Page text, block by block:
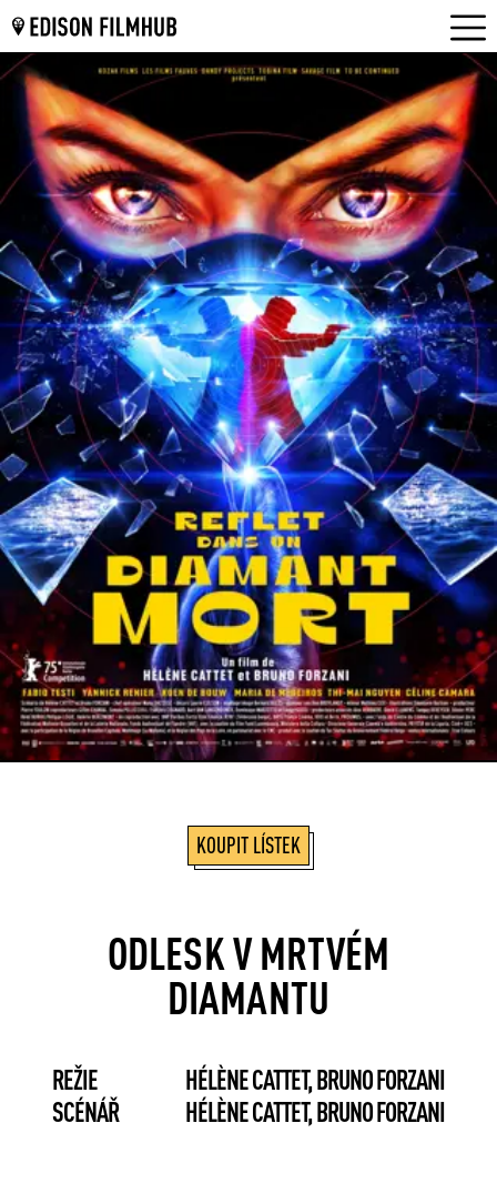
KOUPIT LÍSTEK
ODLESK V MRTVÉM
DIAMANTU
REŽIE
HÉLÈNE CATTET, BRUNO FORZANI
SCÉNÁŘ
HÉLÈNE CATTET, BRUNO FORZANI